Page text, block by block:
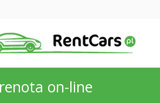
on-line